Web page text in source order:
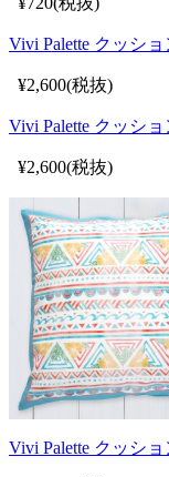
Vivi Palette クッショ
¥2,600(税抜)
Vivi Palette クッショ
¥2,600(税抜)
Vivi Palette クッショ